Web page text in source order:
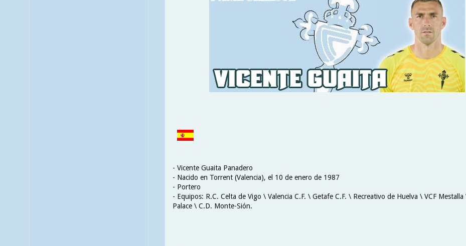
- Vicente Guaita Panadero
- Nacido en Torrent (Valencia), el 10 de enero de 1987
- Portero
- Equipos: R.C. Celta de Vigo \ Valencia C.F. \ Getafe C.F. \ Recreativo de Huelva \ VCF Mestalla
Palace \ C.D. Monte-Sión.